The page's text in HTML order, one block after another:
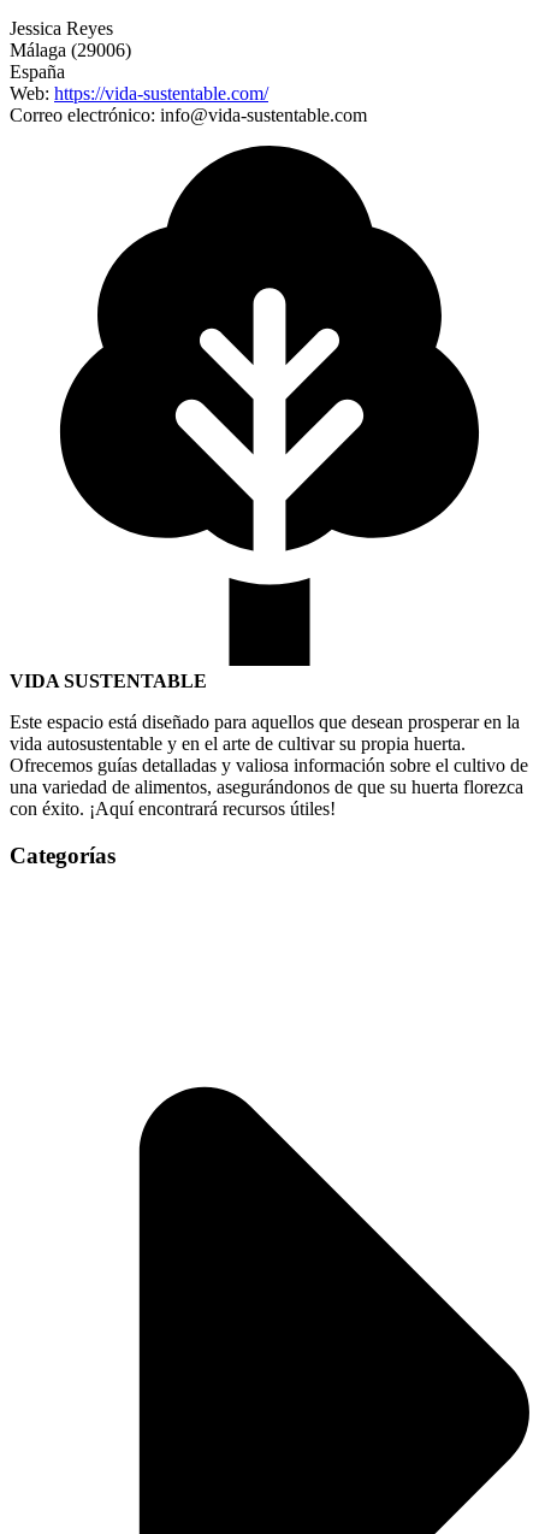
Jessica Reyes
Málaga (29006)
España
Web: https://vida-sustentable.com/
Correo electrónico: info@vida-sustentable.com
VIDA SUSTENTABLE
Este espacio está diseñado para aquellos que desean prosperar en la
vida autosustentable y en el arte de cultivar su propia huerta.
Ofrecemos guías detalladas y valiosa información sobre el cultivo de
una variedad de alimentos, asegurándonos de que su huerta florezca
con éxito. ¡Aquí encontrará recursos útiles!
Categorías